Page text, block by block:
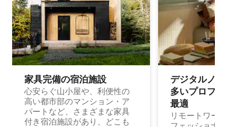
家具完備の宿⁠泊⁠施⁠設
心安らぐ山小屋や、利便性の
高い都市部のマンション・ア
パートなど、さまざまな家具
付き宿泊施設があり、どこも
デジタルノ
多⁠いプ⁠ロ⁠フ⁠
最⁠適
リモートワー